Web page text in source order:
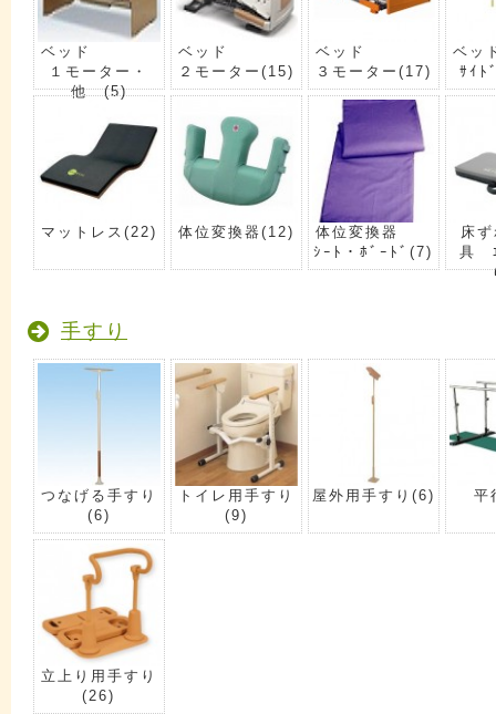
ベッド
１モーター・
他(5)
ベッド
２モーター (15)
ベッド
３モーター (17)
ベッ
ｻｲﾄ
マットレス (22) 体位変換器 (12)
体位変換器
ｼｰﾄ・ﾎﾞｰﾄﾞ(7)
床
具
手すり
つなげる手すり
(6)
トイレ用手すり
(9)
屋外用手すり (6) 平
立上り用手すり
(26)